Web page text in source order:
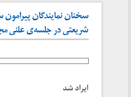
سخنان نمایندگان
شریعتی در جلسه‌ی علنی
ایراد شد